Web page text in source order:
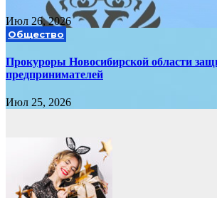
Июл 26, 2026
Общество
Прокуроры Новосибирской области
предпринимателей
Июл 25, 2026